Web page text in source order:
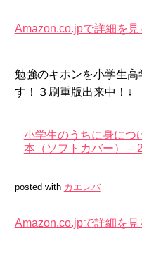
Amazon.co.jpで詳細を見
勉強のキホンを小学生高
す！３刷重版出来中！↓
小学生のうちに身につ
本（ソフトカバー） –
posted with カエレバ
Amazon.co.jpで詳細を見